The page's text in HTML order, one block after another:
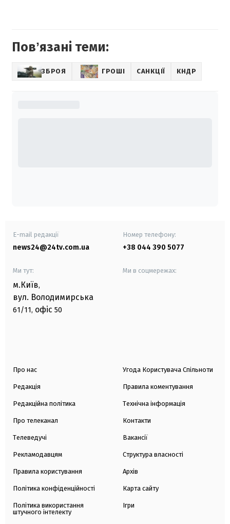
Повʼязані теми:
ЗБРОЯ ГРОШІ САНКЦІЇ КНДР
E-mail редакції
news24@24tv.com.ua
Номер телефону:
+38 044 390 5077
Ми тут:
м.Київ,
вул. Володимирська
61/11, офіс 50
Ми в соцмережах:
Про нас
Редакція
Редакційна політика
Про телеканал
Телеведучі
Рекламодавцям
Правила користування
Політика конфіденційності
Політика використання
штучного інтелекту
Угода Користувача Спільноти
Правила коментування
Технічна інформація
Контакти
Вакансії
Структура власності
Архів
Карта сайту
Ігри